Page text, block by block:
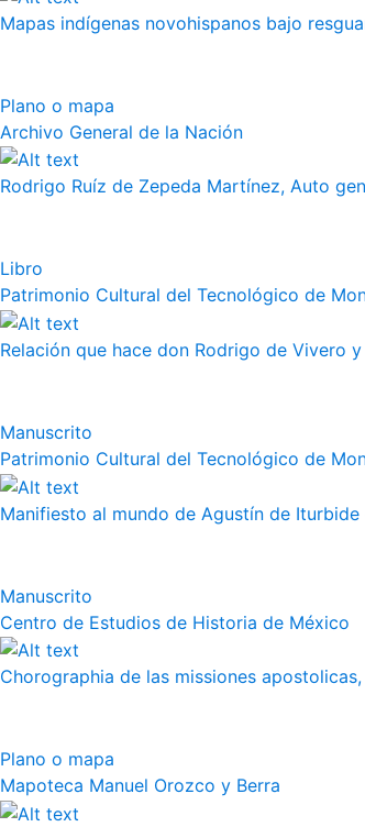
Mapas indígenas novohispanos bajo
Plano o mapa
Archivo General de la Nación
Rodrigo Ruíz de Zepeda Martínez, Auto
Libro
Patrimonio Cultural del Tecnológico de
Relación que hace don Rodrigo de Vivero
Manuscrito
Patrimonio Cultural del Tecnológico de
Manifiesto al mundo de Agustín de
Manuscrito
Centro de Estudios de Historia de México
Chorographia de las missiones
Plano o mapa
Mapoteca Manuel Orozco y Berra